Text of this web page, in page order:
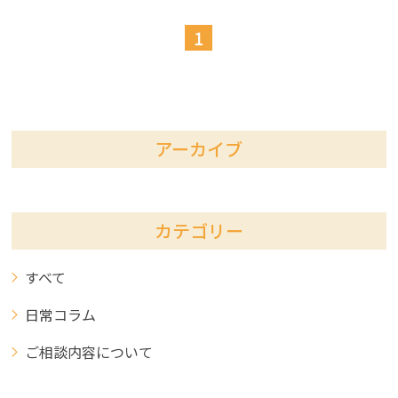
1
アーカイブ
カテゴリー
すべて
日常コラム
ご相談内容について